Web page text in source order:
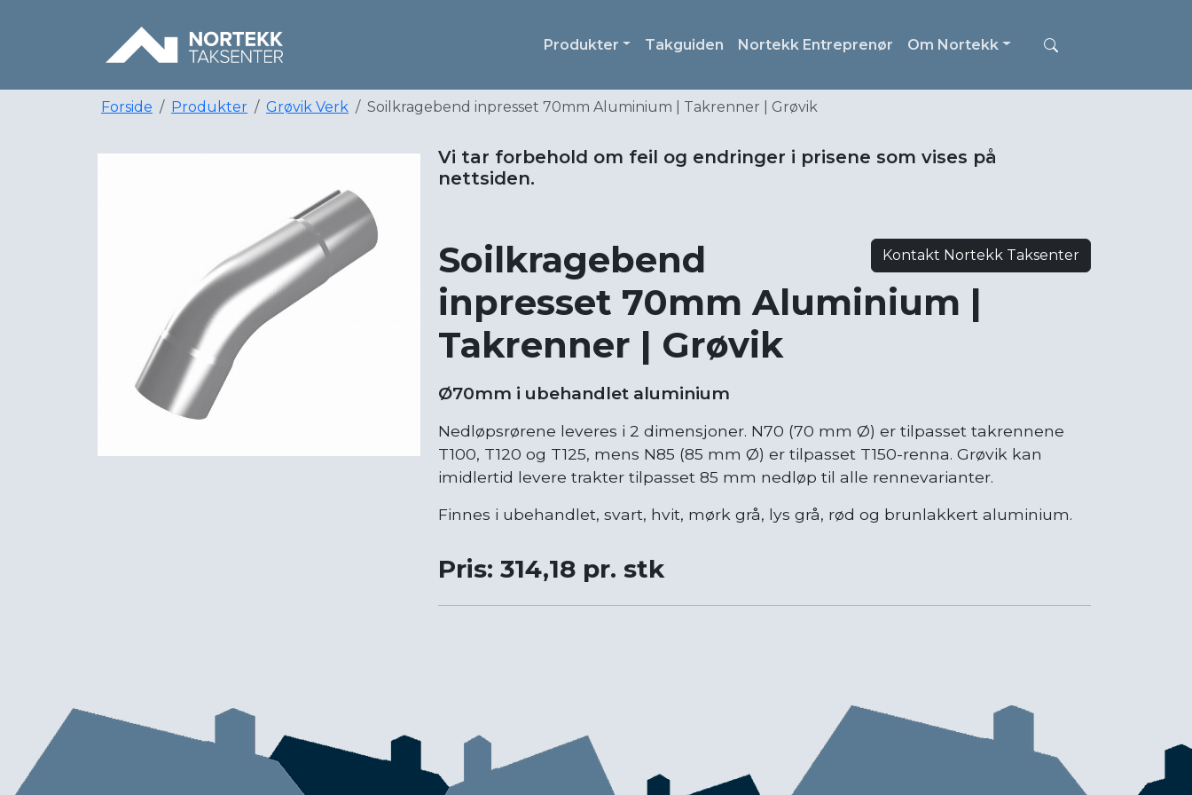
Produkter Takguiden Nortekk Entreprenør Om Nortekk
Forside Produkter Grøvik Verk Soilkragebend inpresset 70mm Aluminium | Takrenner | Grøvik
Vi tar forbehold om feil og endringer i prisene som vises på
nettsiden.
Kontakt Nortekk Taksenter
Soilkragebend
inpresset 70mm Aluminium |
Takrenner | Grøvik
Ø70mm i ubehandlet aluminium
Nedløpsrørene leveres i 2 dimensjoner. N70 (70 mm Ø) er tilpasset takrennene
T100, T120 og T125, mens N85 (85 mm Ø) er tilpasset T150-renna. Grøvik kan
imidlertid levere trakter tilpasset 85 mm nedløp til alle rennevarianter.
Finnes i ubehandlet, svart, hvit, mørk grå, lys grå, rød og brunlakkert aluminium.
Pris: 314,18 pr. stk